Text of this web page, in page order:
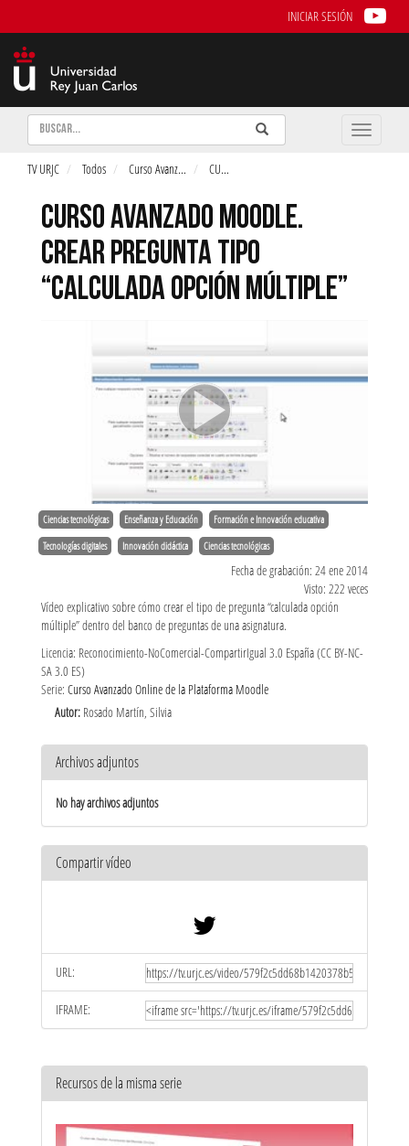
INICIAR SESIÓN
Buscar Enviar
Buscar
Toggle
TV URJC Todos Curso Avanz... CU...
CURSO AVANZADO MOODLE.
CREAR PREGUNTA TIPO
“CALCULADA OPCIÓN MÚLTIPLE”
Ciencias tecnológicas Enseñanza y Educación Formación e Innovación educativa
Tecnologías digitales Innovación didáctica Ciencias tecnológicas
Fecha de grabación: 24 ene 2014
Visto: 222 veces
Vídeo explicativo sobre cómo crear el tipo de pregunta “calculada opción
múltiple” dentro del banco de preguntas de una asignatura.
Licencia: Reconocimiento-NoComercial-CompartirIgual 3.0 España (CC BY-NC-
SA 3.0 ES)
Serie: Curso Avanzado Online de la Plataforma Moodle
Autor: Rosado Martín, Silvia
Archivos adjuntos
No hay archivos adjuntos
Compartir vídeo
URL:
IFRAME:
Recursos de la misma serie